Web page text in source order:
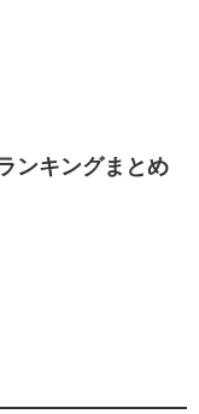
ンキングまとめ